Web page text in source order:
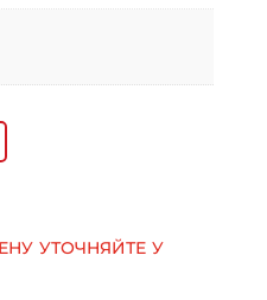
уточняйте у